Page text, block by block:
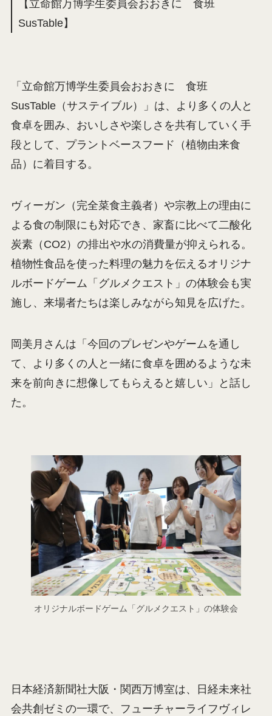
【立命館万博学生委員会おおきに 食班
SusTable】
「立命館万博学生委員会おおきに 食班
SusTable（サステイブル）」は、より多くの人と
食卓を囲み、おいしさや楽しさを共有していく手
段として、プラントベースフード（植物由来食
品）に着目する。
ヴィーガン（完全菜食主義者）や宗教上の理由に
よる食の制限にも対応でき、家畜に比べて二酸化
炭素（CO2）の排出や水の消費量が抑えられる。
植物性食品を使った料理の魅力を伝えるオリジナ
ルボードゲーム「グルメクエスト」の体験会も実
施し、来場者たちは楽しみながら知見を広げた。
岡美月さんは「今回のプレゼンやゲームを通し
て、より多くの人と一緒に食卓を囲めるような未
来を前向きに想像してもらえると嬉しい」と話し
た。
オリジナルボードゲーム「グルメクエスト」の体験会
日本経済新聞社大阪・関西万博室は、日経未来社
会共創ゼミの一環で、フューチャーライフヴィレ